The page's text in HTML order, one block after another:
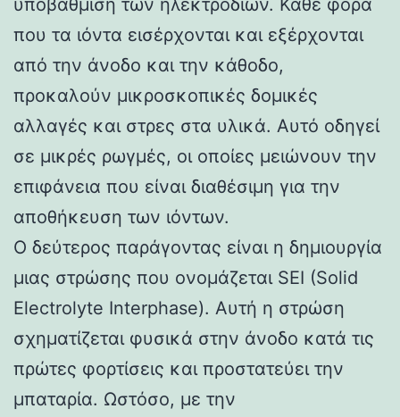
που τα ιόντα εισέρχονται και εξέρχονται
από την άνοδο και την κάθοδο,
προκαλούν μικροσκοπικές δομικές
αλλαγές και στρες στα υλικά. Αυτό οδηγεί
σε μικρές ρωγμές, οι οποίες μειώνουν την
επιφάνεια που είναι διαθέσιμη για την
αποθήκευση των ιόντων.
Ο δεύτερος παράγοντας είναι η δημιουργία
μιας στρώσης που ονομάζεται SEI (Solid
Electrolyte Interphase). Αυτή η στρώση
σχηματίζεται φυσικά στην άνοδο κατά τις
πρώτες φορτίσεις και προστατεύει την
μπαταρία. Ωστόσο, με την